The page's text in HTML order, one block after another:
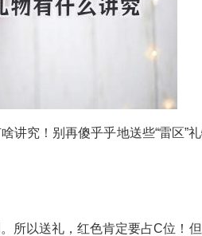
讲究！别再傻乎乎地送些“雷区”
所以送礼，红色肯定要占C位！